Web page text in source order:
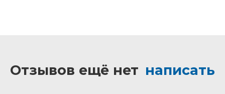
Отзывов ещё нет написать